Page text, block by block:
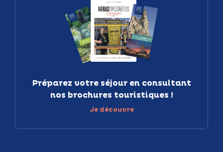
Préparez votre séjour en consultant
nos brochures touristiques !
Je découvre